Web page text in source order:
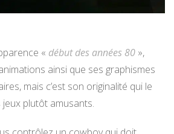
« début des années 80 »,
ainsi que ses graphismes
mais c’est son originalité qui le
plutôt amusants.